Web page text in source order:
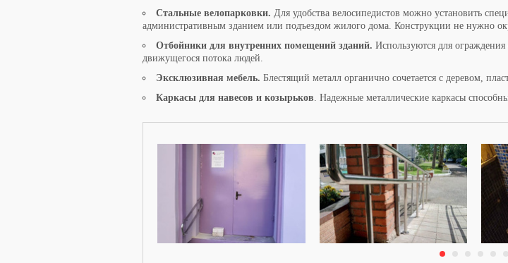
Стальные велопарковки. Для удобства велосипедистов можно установить
административным зданием или подъездом жилого дома. Конструкции не нужно
Отбойники для внутренних помещений зданий. Используются для
движущегося потока людей.
Эксклюзивная мебель. Блестящий металл органично сочетается с деревом,
Каркасы для навесов и козырьков. Надежные металлические каркасы